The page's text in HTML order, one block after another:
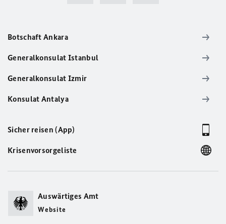
Botschaft Ankara
Generalkonsulat Istanbul
Generalkonsulat Izmir
Konsulat Antalya
Sicher reisen (App)
Krisenvorsorgeliste
Auswärtiges Amt
Website